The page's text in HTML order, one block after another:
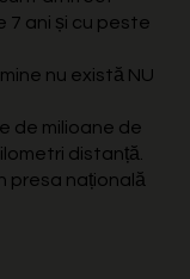
7 ani și cu peste
nu există NU
de milioane de
distanță.
presa națională